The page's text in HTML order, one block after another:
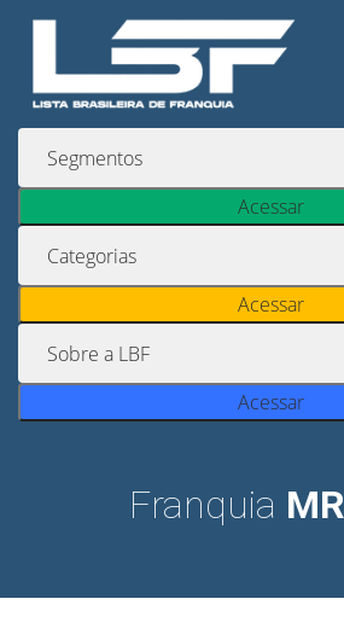
Acessar
Acessar
Acessar
Franquia